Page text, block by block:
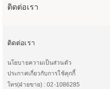
ติดต่อเรา
ติดต่อเรา
นโยบายความเป็นส่วนตัว
ประกาศเกี่ยวกับการใช้คุกกี้
โทร(ฝ่ายขาย) : 02-1086285